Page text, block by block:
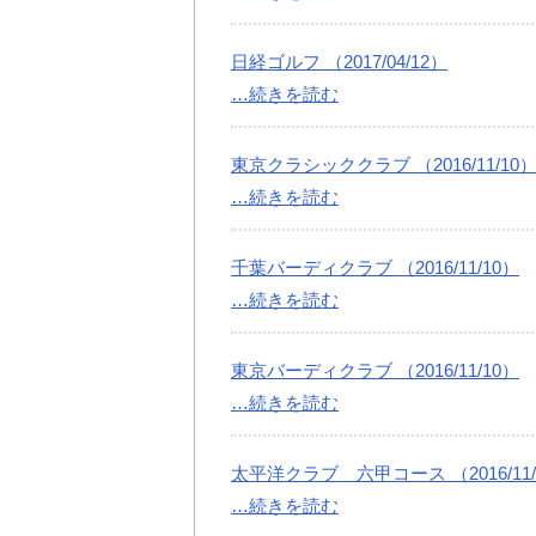
日経ゴルフ （2017/04/12）
…続きを読む
東京クラシッククラブ （2016/11/10）
…続きを読む
千葉バーディクラブ （2016/11/10）
…続きを読む
東京バーディクラブ （2016/11/10）
…続きを読む
太平洋クラブ 六甲コース （2016/11/
…続きを読む